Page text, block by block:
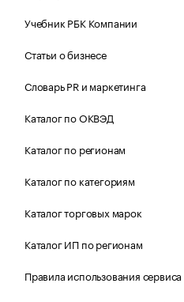
Учебник РБК Компании
Статьи о бизнесе
Словарь PR и маркетинга
Каталог по ОКВЭД
Каталог по регионам
Каталог по категориям
Каталог торговых марок
Каталог ИП по регионам
Правила использования сервиса